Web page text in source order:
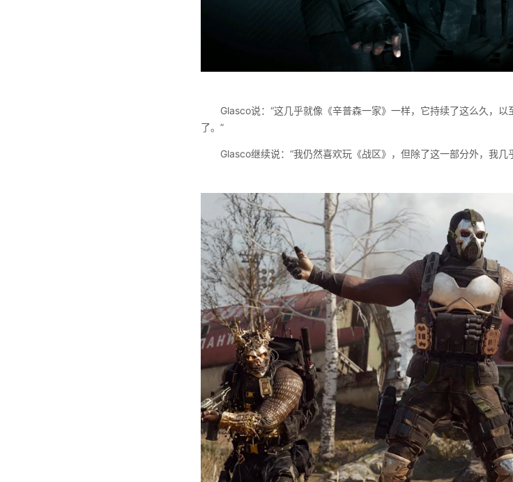
Glasco说：“这几乎就像《辛普森一家》一样，它持续了这么久，
了。”
Glasco继续说：“我仍然喜欢玩《战区》，但除了这一部分外，我